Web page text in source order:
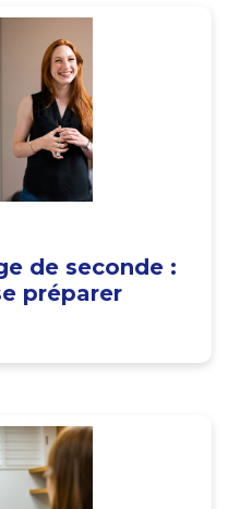
de seconde :
préparer